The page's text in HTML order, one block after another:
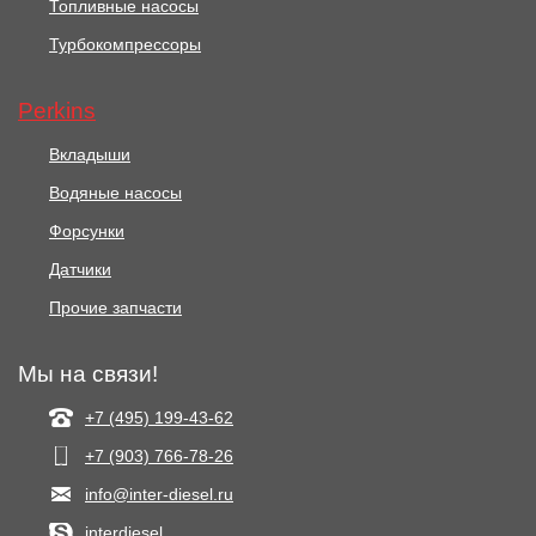
Топливные насосы
Турбокомпрессоры
Perkins
Вкладыши
Водяные насосы
Форсунки
Датчики
Прочие запчасти
Мы на связи!
+7 (495) 199-43-62
+7 (903) 766‑78-26
info@inter-diesel.ru
interdiesel